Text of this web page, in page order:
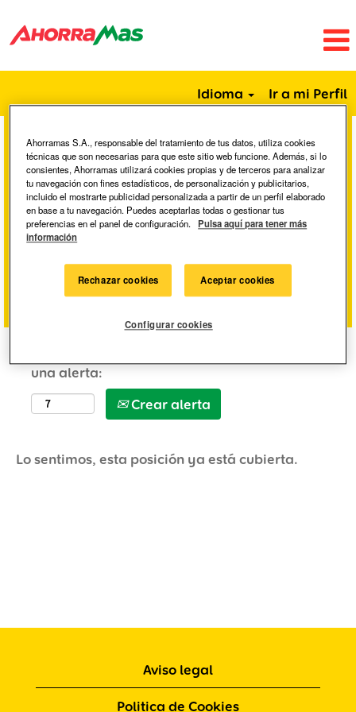
Idioma Ir a mi Perfil
Buscar por palabra clave
Buscar por ubicación
una alerta:
Crear alerta
Lo sentimos, esta posición ya está cubierta.
Aviso legal
Politica de Cookies
Ahorramas S.A., responsable del tratamiento de tus datos, utiliza cookies
técnicas que son necesarias para que este sitio web funcione. Además, si lo
consientes, Ahorramas utilizará cookies propias y de terceros para analizar
tu navegación con fines estadísticos, de personalización y publicitarios,
incluido el mostrarte publicidad personalizada a partir de un perfil elaborado
en base a tu navegación. Puedes aceptarlas todas o gestionar tus
preferencias en el panel de configuración. Pulsa aquí para tener más
información
Rechazar cookies Aceptar cookies
Configurar cookies